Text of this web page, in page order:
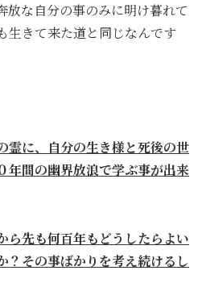
放な自分の事のみに明け暮れて
生きて来た道と同じなんです
霊に、自分の生き様と死後の世
年間の幽界放浪で学ぶ事が出来
ら先も何百年もどうしたらよい
？その事ばかりを考え続けるし